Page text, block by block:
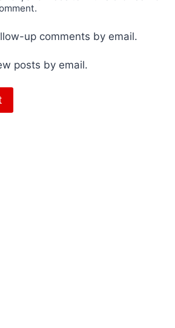
up comments by email.
posts by email.